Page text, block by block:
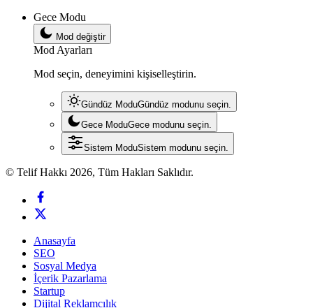
Gece Modu
Mod değiştir
Mod Ayarları
Mod seçin, deneyimini kişiselleştirin.
Gündüz ModuGündüz modunu seçin.
Gece ModuGece modunu seçin.
Sistem ModuSistem modunu seçin.
© Telif Hakkı 2026, Tüm Hakları Saklıdır.
Anasayfa
SEO
Sosyal Medya
İçerik Pazarlama
Startup
Dijital Reklamcılık